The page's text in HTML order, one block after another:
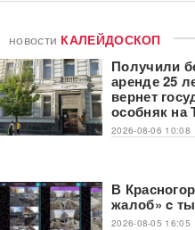
новости КАЛЕЙДОСКОП
Получили
аренде 25
вернет
особняк на
2026-08-06 10:08
В
жалоб» c
2026-08-05 16:05